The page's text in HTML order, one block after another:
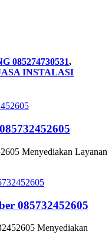
085274730531,
INSTALASI
Menyediakan Layanan
085732452605
Menyediakan